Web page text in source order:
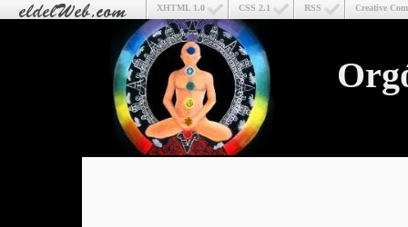
Creative
RSS
CSS 2.1
XHTML 1.0